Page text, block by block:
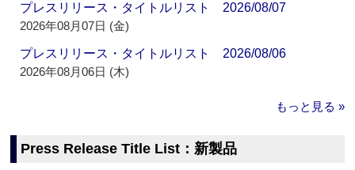
プレスリリース・タイトルリスト 2026/08/07
2026年08月07日 (金)
プレスリリース・タイトルリスト 2026/08/06
2026年08月06日 (木)
もっと見る »
Press Release Title List：新製品